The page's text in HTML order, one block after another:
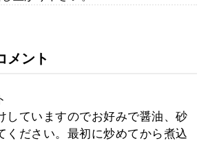
メント
していますのでお好みで醤油、砂
ください。最初に炒めてから煮込